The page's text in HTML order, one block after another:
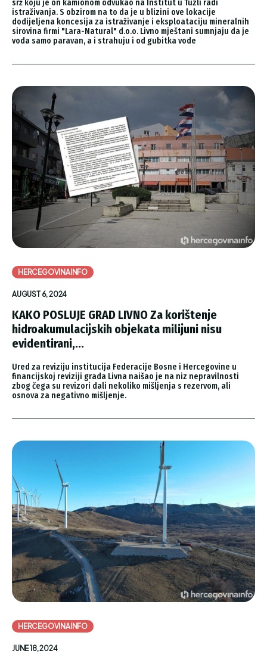
srž koju je on kamionom odvukao na Institut u Tuzli radi
istraživanja. S obzirom na to da je u blizini ove lokacije
dodijeljena koncesija za istraživanje i eksploataciju mineralnih
sirovina firmi "Lara-Natural" d.o.o. Livno mještani sumnjaju da je
voda samo paravan, a i strahuju i od gubitka vode
HERCEGOVINAINFO
AUGUST 6, 2024
KAKO POSLUJE GRAD LIVNO Za korištenje
hidroakumulacijskih objekata milijuni nisu
evidentirani,...
Ured za reviziju institucija Federacije Bosne i Hercegovine u
financijskoj reviziji grada Livna naišao je na niz nepravilnosti
zbog čega su revizori dali nekoliko mišljenja s rezervom, ali
osnova za negativno mišljenje.
HERCEGOVINAINFO
JUNE 18, 2024